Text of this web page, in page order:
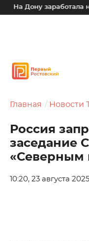
На Дону заработала
Главная Новости
Россия
заседание
«Северным
10:20, 23 августа 2025